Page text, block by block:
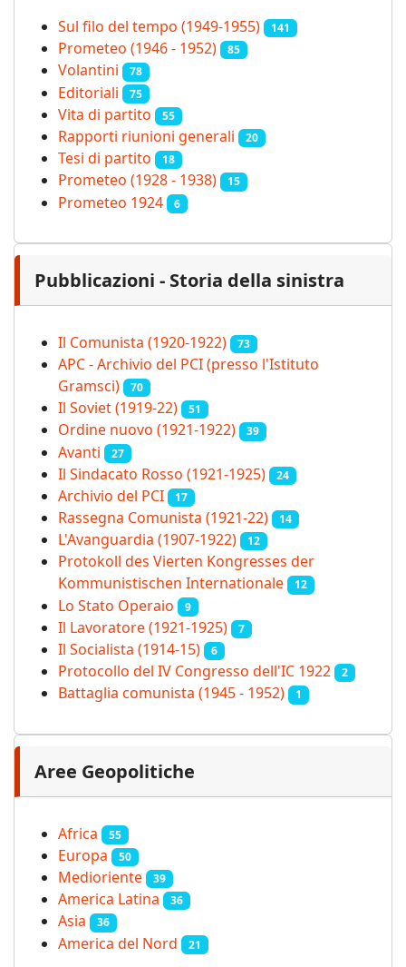
Sul filo del tempo (1949-1955) 141
Prometeo (1946 - 1952) 85
Volantini 78
Editoriali 75
Vita di partito 55
Rapporti riunioni generali 20
Tesi di partito 18
Prometeo (1928 - 1938) 15
Prometeo 1924 6
Pubblicazioni - Storia della sinistra
Il Comunista (1920-1922) 73
APC - Archivio del PCI (presso l'Istituto
Gramsci)
70
Il Soviet (1919‑22) 51
Ordine nuovo (1921-1922) 39
Avanti 27
Il Sindacato Rosso (1921-1925) 24
Archivio del PCI 17
Rassegna Comunista (1921‑22) 14
L'Avanguardia (1907-1922) 12
Protokoll des Vierten Kongresses der
Kommunistischen Internationale
12
Lo Stato Operaio 9
Il Lavoratore (1921-1925) 7
Il Socialista (1914‑15) 6
Protocollo del IV Congresso dell'IC 1922 2
Battaglia comunista (1945 - 1952) 1
Aree Geopolitiche
Africa 55
Europa 50
Medioriente 39
America Latina 36
Asia 36
America del Nord 21